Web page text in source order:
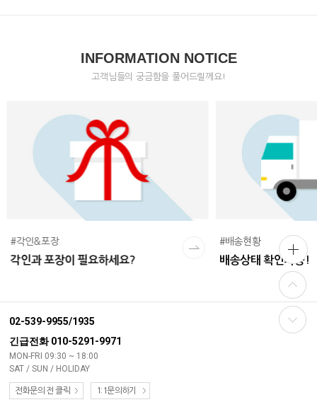
INFORMATION NOTICE
고객님들의 궁금함을 풀어드릴께요!
#각인&포장
각인과 포장이 필요하세요?
#배송현황
배송상태 확인가능!
02-539-9955/1935
긴급전화 010-5291-9971
MON-FRI 09:30 ~ 18:00
SAT / SUN / HOLIDAY
전화문의 전 클릭 1:1문의하기